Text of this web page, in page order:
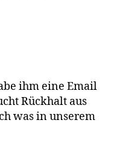
ihm eine Email
Rückhalt aus
was in unserem